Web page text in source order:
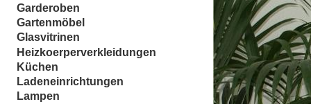
Garderoben
Gartenmöbel
Glasvitrinen
Heizkoerperverkleidungen
Küchen
Ladeneinrichtungen
Lampen